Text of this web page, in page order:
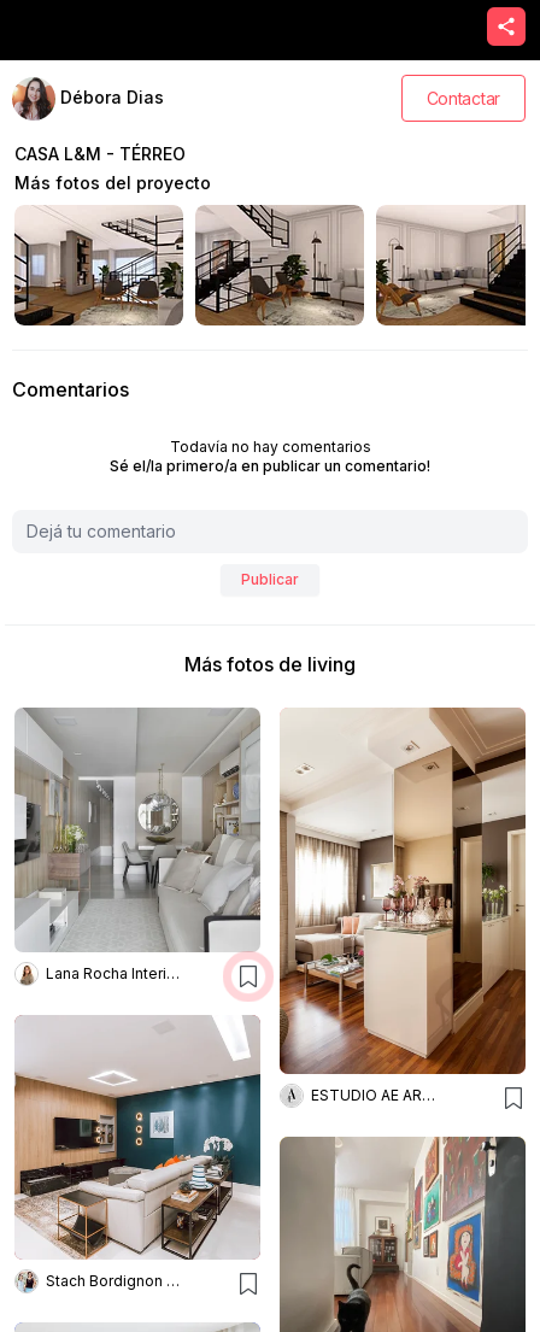
Débora Dias Contactar
CASA L&M - TÉRREO
Más fotos del proyecto
Comentarios
Todavía no hay comentarios
Sé el/la primero/a en publicar un comentario!
Publicar
Más fotos de living
Lana Rocha Interiores
ESTUDIO AE ARQUITETURA
Stach Bordignon Arquitetura